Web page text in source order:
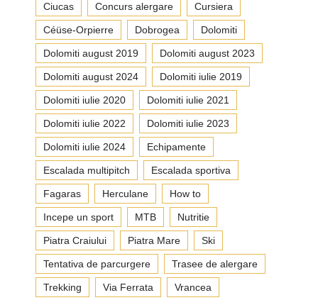
Ciucas Concurs alergare Cursiera
Céüse-Orpierre Dobrogea Dolomiti
Dolomiti august 2019 Dolomiti august 2023
Dolomiti august 2024 Dolomiti iulie 2019
Dolomiti iulie 2020 Dolomiti iulie 2021
Dolomiti iulie 2022 Dolomiti iulie 2023
Dolomiti iulie 2024 Echipamente
Escalada multipitch Escalada sportiva
Fagaras Herculane How to
Incepe un sport MTB Nutritie
Piatra Craiului Piatra Mare Ski
Tentativa de parcurgere Trasee de alergare
Trekking Via Ferrata Vrancea